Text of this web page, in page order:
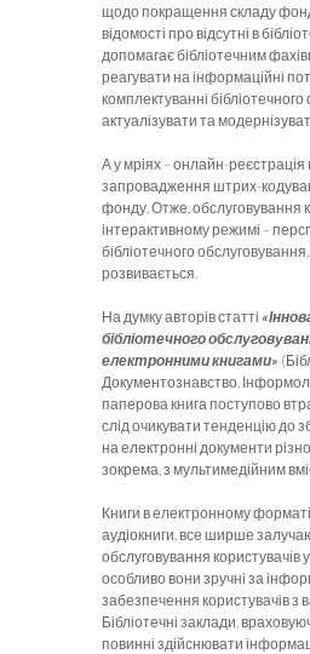
щодо покращення складу
відомості про відсутні в
допомагає бібліотечним
реагувати на інформаційні
комплектуванні
актуалізувати та
А у мріях – онлайн-реєстрація
запровадження штрих-
фонду. Отже, обслуговування
інтерактивному режимі –
бібліотечного
розвивається.
На думку авторів статті
бібліотечного
електронними книгами»
Документознавство.
паперова книга поступово
слід очикувати тенденцію до
на електронні документи
зокрема, з мультимедійним
Книги в електронному
аудіокниги, все ширше
обслуговування користувачів у
особливо вони зручні за
забезпечення користувачів з
Бібліотечні заклади,
повинні здійснювати